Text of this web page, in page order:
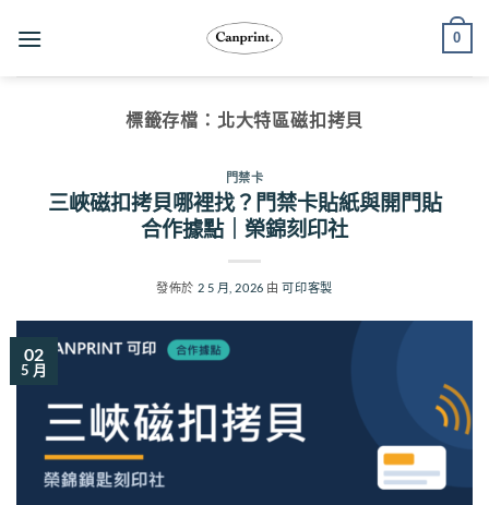
0
標籤存檔： 北大特區磁扣拷貝
門禁卡
三峽磁扣拷貝哪裡找？門禁卡貼紙與開門貼
合作據點｜榮錦刻印社
發佈於 2 5 月, 2026 由可印客製
02
5 月